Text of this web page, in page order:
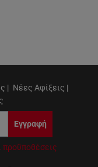
| Νέες Αφίξεις |
Εγγραφή
προϋποθέσεις